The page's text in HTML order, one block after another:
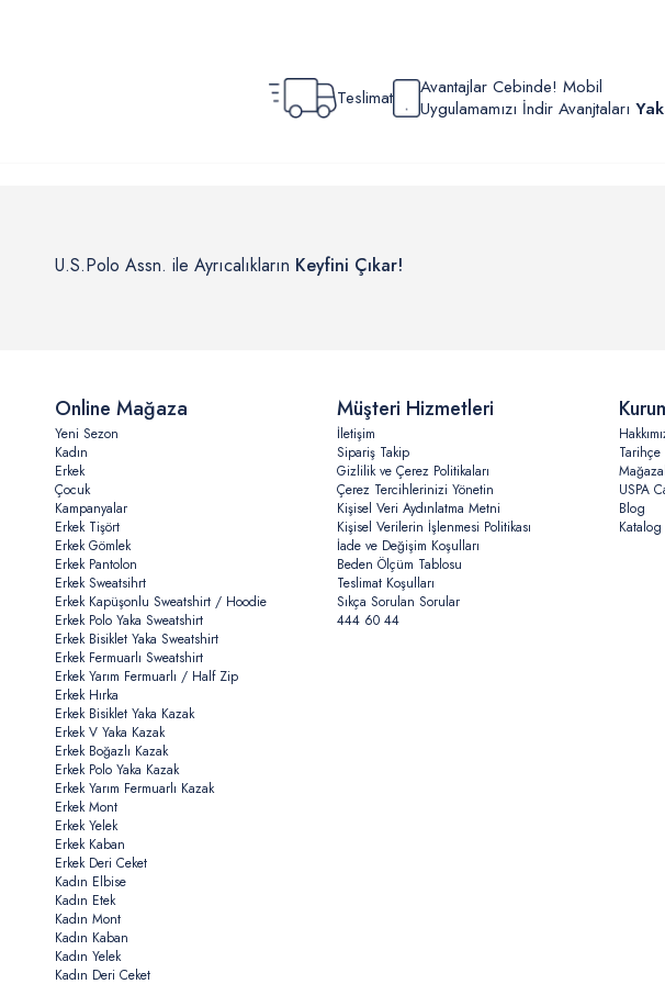
Teslimat
Avantajlar Cebinde! Mobil
Uygulamamızı İndir Avanjtaları
U.S.Polo Assn. ile Ayrıcalıkların Keyfini Çıkar!
Online Mağaza
Yeni Sezon
Kadın
Erkek
Çocuk
Kampanyalar
Erkek Tişört
Erkek Gömlek
Erkek Pantolon
Erkek Sweatsihrt
Erkek Kapüşonlu Sweatshirt / Hoodie
Erkek Polo Yaka Sweatshirt
Erkek Bisiklet Yaka Sweatshirt
Erkek Fermuarlı Sweatshirt
Erkek Yarım Fermuarlı / Half Zip
Erkek Hırka
Erkek Bisiklet Yaka Kazak
Erkek V Yaka Kazak
Erkek Boğazlı Kazak
Erkek Polo Yaka Kazak
Erkek Yarım Fermuarlı Kazak
Erkek Mont
Erkek Yelek
Erkek Kaban
Erkek Deri Ceket
Kadın Elbise
Kadın Etek
Kadın Mont
Kadın Kaban
Kadın Yelek
Kadın Deri Ceket
Müşteri Hizmetleri
İletişim
Sipariş Takip
Gizlilik ve Çerez Politikaları
Çerez Tercihlerinizi Yönetin
Kişisel Veri Aydınlatma Metni
Kişisel Verilerin İşlenmesi Politikası
İade ve Değişim Koşulları
Beden Ölçüm Tablosu
Teslimat Koşulları
Sıkça Sorulan Sorular
444 60 44
Tarihçe
USPA
Blog
Katalog